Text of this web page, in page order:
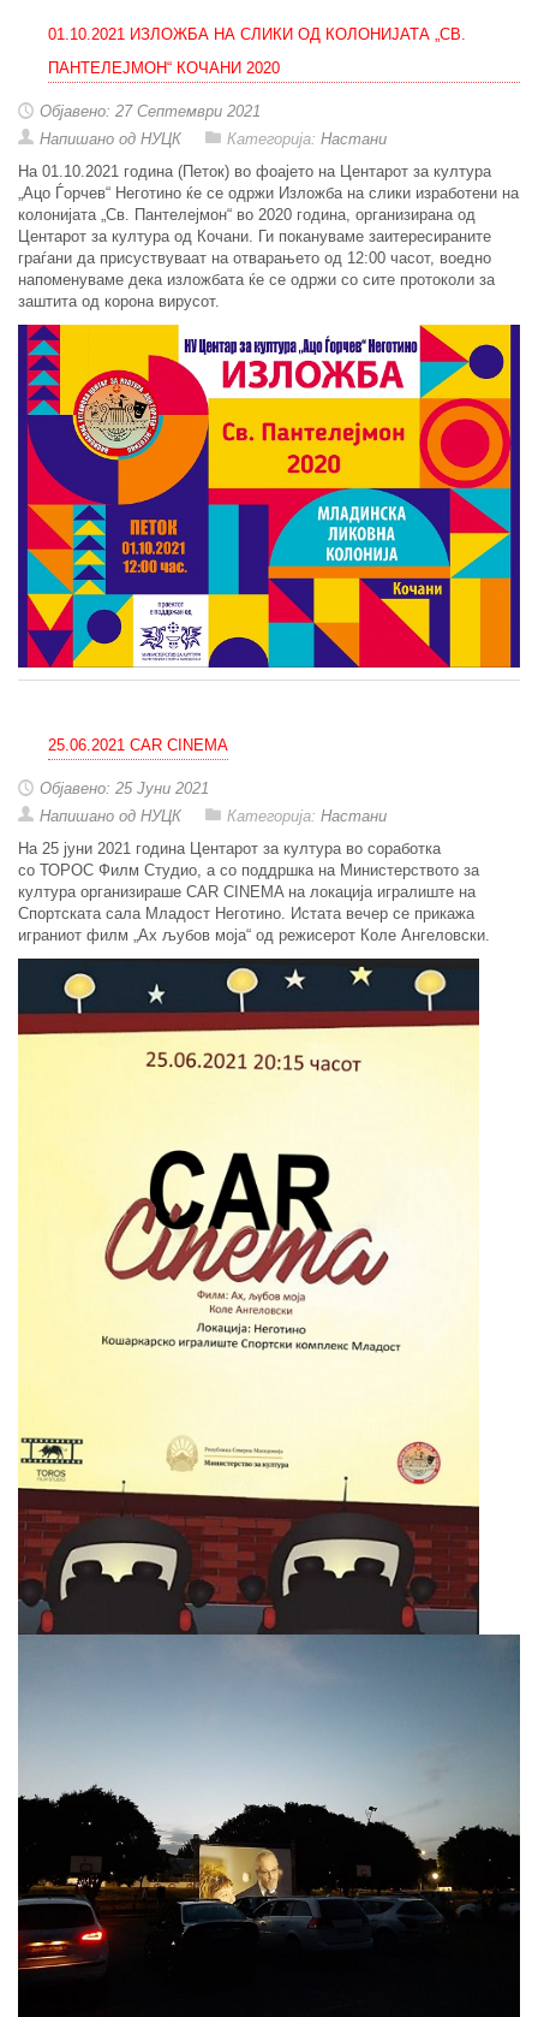
01.10.2021 ИЗЛОЖБА НА СЛИКИ ОД КОЛОНИЈАТА „СВ.
ПАНТЕЛЕЈМОН“ КОЧАНИ 2020
Објавено: 27 Септември 2021
Напишано од НУЦК
Категорија: Настани
На 01.10.2021 година (Петок) во фоајето на Центарот за култура
„Ацо Ѓорчев“ Неготино ќе се одржи Изложба на слики изработени на
колонијата „Св. Пантелејмон“ во 2020 година, организирана од
Центарот за култура од Кочани. Ги покануваме заитересираните
граѓани да присуствуваат на отварањето од 12:00 часот, воедно
напоменуваме дека изложбата ќе се одржи со сите протоколи за
заштита од корона вирусот.
25.06.2021 CAR CINEMA
Објавено: 25 Јуни 2021
Напишано од НУЦК
Категорија: Настани
На 25 јуни 2021 година Центарот за култура во соработка
со ТОРОС Филм Студио, а со поддршка на Министерството за
култура организираше CAR CINEMA на локација игралиште на
Спортската сала Младост Неготино. Истата вечер се прикажа
играниот филм „Ах љубов моја“ од режисерот Коле Ангеловски.